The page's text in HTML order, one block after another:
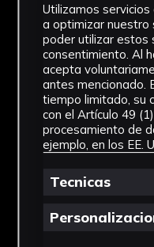
Utilizamos
a optimizar nuestro
poder utilizar estos
consentimiento. Al
acepta
antes mencionado.
tiempo limitado, su
con el Artículo 49
procesamiento de
ejemplo, en los EE.
Tecnicas